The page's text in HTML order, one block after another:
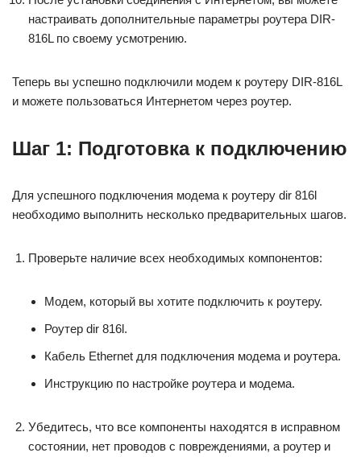
настраивать дополнительные параметры роутера DIR-
816L по своему усмотрению.
Теперь вы успешно подключили модем к роутеру DIR-816L
и можете пользоваться Интернетом через роутер.
Шаг 1: Подготовка к подключению
Для успешного подключения модема к роутеру dir 816l
необходимо выполнить несколько предварительных шагов.
Проверьте наличие всех необходимых компонентов:
Модем, который вы хотите подключить к роутеру.
Роутер dir 816l.
Кабель Ethernet для подключения модема и роутера.
Инструкцию по настройке роутера и модема.
Убедитесь, что все компоненты находятся в исправном
состоянии, нет проводов с повреждениями, а роутер и